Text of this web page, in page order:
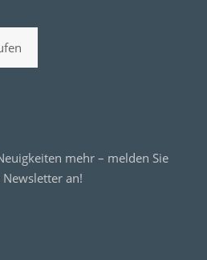
mehr – melden Sie
an!